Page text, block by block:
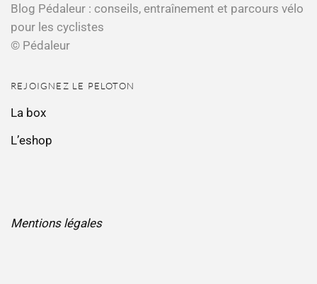
Blog Pédaleur : conseils, entraînement et parcours vélo
pour les cyclistes
© Pédaleur
REJOIGNEZ LE PELOTON
La box
L’eshop
Mentions légales